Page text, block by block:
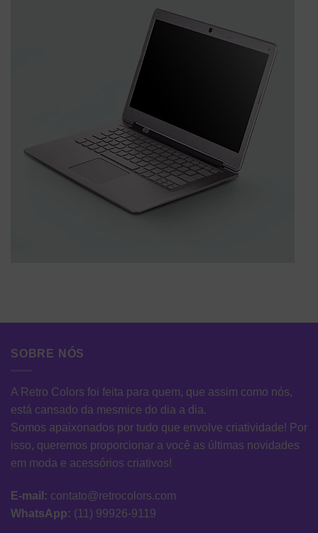
SOBRE NÓS
A Retro Colors foi feita para quem, que assim como nós,
está cansado da mesmice do dia a dia.
Somos apaixonados por tudo que envolve criatividade! Por
isso, queremos proporcionar a você as últimas novidades
em moda e acessórios criativos!
E-mail: contato@retrocolors.com
WhatsApp: (11) 99926-9119